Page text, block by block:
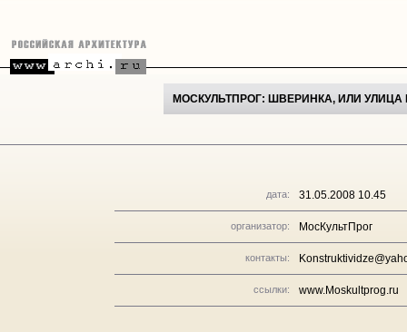
МОСКУЛЬТПРОГ: ШВЕРИНКА, ИЛИ
дата: 31.05.2008 10.45
организатор: МосКультПрог
контакты:
ссылки: www.Moskultprog.ru